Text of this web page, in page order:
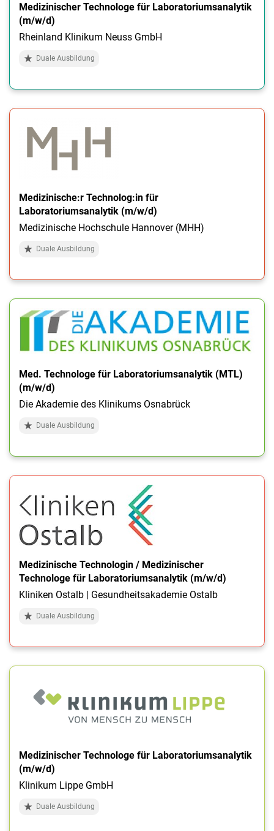
Medizinischer Technologe für Laboratoriumsanalytik
(m/w/d)
Rheinland Klinikum Neuss GmbH
Duale Ausbildung
Medizinische:r Technolog:in für
Laboratoriumsanalytik (m/w/d)
Medizinische Hochschule Hannover (MHH)
Duale Ausbildung
Med. Technologe für Laboratoriumsanalytik (MTL)
(m/w/d)
Die Akademie des Klinikums Osnabrück
Duale Ausbildung
Medizinische Technologin / Medizinischer
Technologe für Laboratoriumsanalytik (m/w/d)
Kliniken Ostalb | Gesundheitsakademie Ostalb
Duale Ausbildung
Medizinischer Technologe für Laboratoriumsanalytik
(m/w/d)
Klinikum Lippe GmbH
Duale Ausbildung